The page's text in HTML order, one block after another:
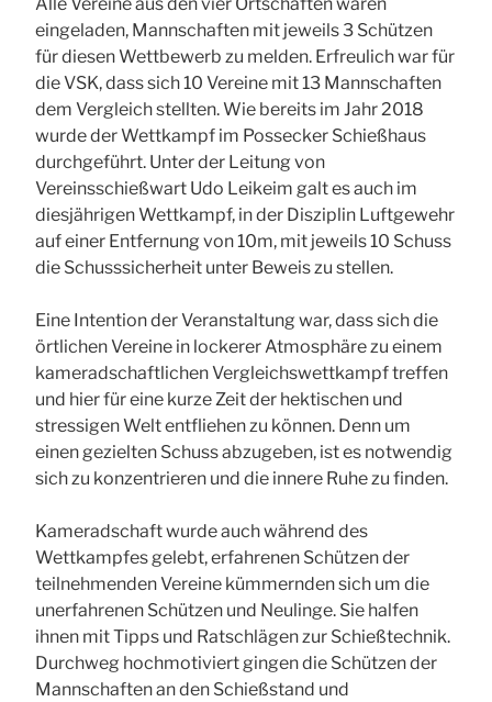
eingeladen, Mannschaften mit jeweils 3 Schützen
für diesen Wettbewerb zu melden. Erfreulich war für
die VSK, dass sich 10 Vereine mit 13 Mannschaften
dem Vergleich stellten. Wie bereits im Jahr 2018
wurde der Wettkampf im Possecker Schießhaus
durchgeführt. Unter der Leitung von
Vereinsschießwart Udo Leikeim galt es auch im
diesjährigen Wettkampf, in der Disziplin Luftgewehr
auf einer Entfernung von 10m, mit jeweils 10 Schuss
die Schusssicherheit unter Beweis zu stellen.
Eine Intention der Veranstaltung war, dass sich die
örtlichen Vereine in lockerer Atmosphäre zu einem
kameradschaftlichen Vergleichswettkampf treffen
und hier für eine kurze Zeit der hektischen und
stressigen Welt entfliehen zu können. Denn um
einen gezielten Schuss abzugeben, ist es notwendig
sich zu konzentrieren und die innere Ruhe zu finden.
Kameradschaft wurde auch während des
Wettkampfes gelebt, erfahrenen Schützen der
teilnehmenden Vereine kümmernden sich um die
unerfahrenen Schützen und Neulinge. Sie halfen
ihnen mit Tipps und Ratschlägen zur Schießtechnik.
Durchweg hochmotiviert gingen die Schützen der
Mannschaften an den Schießstand und